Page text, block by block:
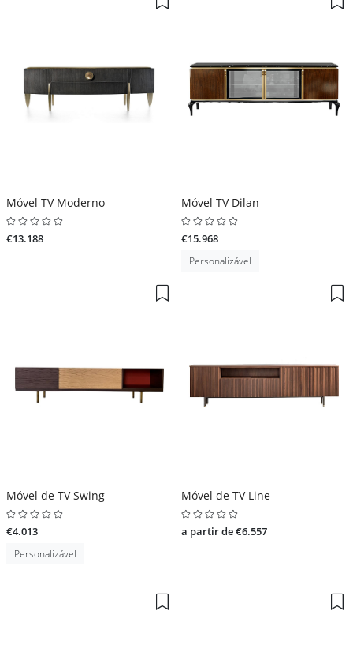
Móvel TV Moderno
€13.188
Móvel TV Dilan
€15.968
Personalizável
Móvel de TV Swing
€4.013
Personalizável
Móvel de TV Line
a partir de €6.557